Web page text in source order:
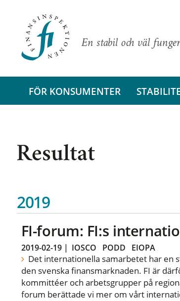
En stabil och väl
FÖR KONSUMENTER
Resultat
2019
FI-forum: FI:s
2019-02-19| IOSCO PODD EIOPA
Det internationella samarbetet har en
den svenska finansmarknaden. FI är
kommittéer och arbetsgrupper på
forum berättade vi mer om vårt